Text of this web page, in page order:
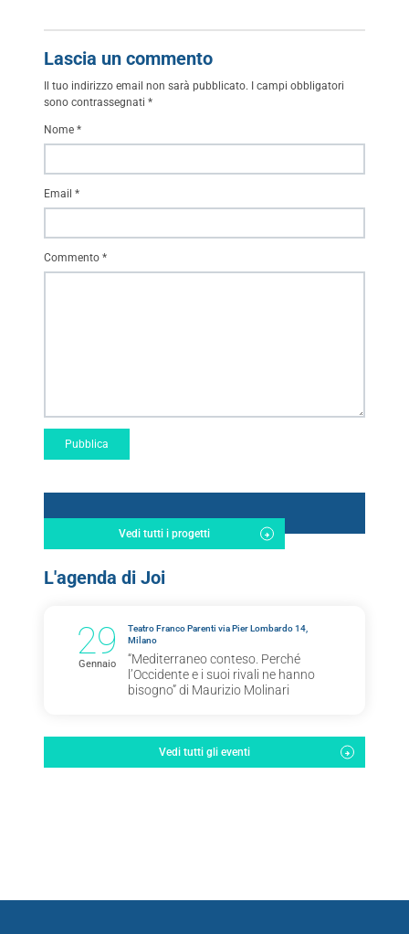
Vedi tutti i progetti
L'agenda di Joi
29
Gennaio
Teatro Franco Parenti via Pier Lombardo 14,
Milano
“Mediterraneo conteso. Perché
l’Occidente e i suoi rivali ne hanno
bisogno” di Maurizio Molinari
Vedi tutti gli eventi
Lascia un commento
Il tuo indirizzo email non sarà pubblicato. I campi obbligatori
sono contrassegnati *
Commento *
Nome *
Email *